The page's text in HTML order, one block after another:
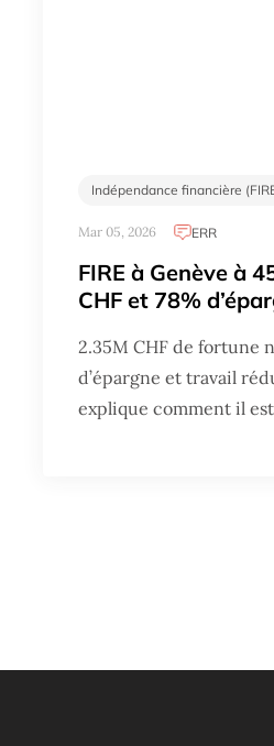
Indépendance financière
Mar 05, 2026 ERR
FIRE à Genève à
CHF et 78%
2.35M CHF de fortune
d’épargne et travail
explique comment il